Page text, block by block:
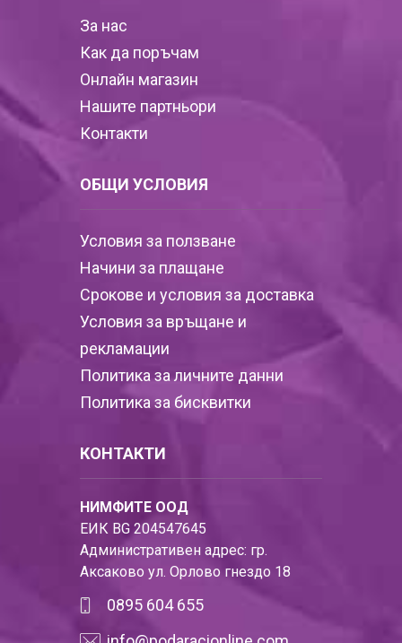
За нас
Как да поръчам
Онлайн магазин
Нашите партньори
Контакти
ОБЩИ УСЛОВИЯ
Условия за ползване
Начини за плащане
Срокове и условия за доставка
Условия за връщане и
рекламации
Политика за личните данни
Политика за бисквитки
КОНТАКТИ
НИМФИТЕ ООД
ЕИК BG 204547645
Административен адрес: гр.
Аксаково ул. Орлово гнездо 18
0895 604 655